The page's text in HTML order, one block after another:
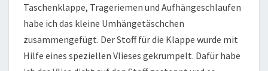
Taschenklappe, Trageriemen und Aufhängeschlaufen
habe ich das kleine Umhängetäschchen
zusammengefügt. Der Stoff für die Klappe wurde mit
Hilfe eines speziellen Vlieses gekrumpelt. Dafür habe